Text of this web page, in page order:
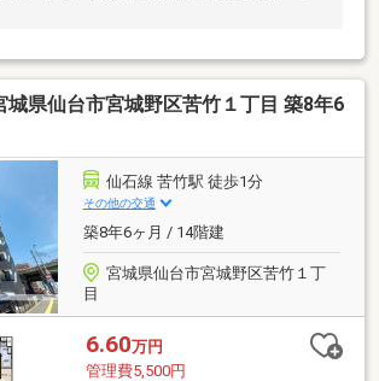
城県仙台市宮城野区苦竹１丁目 築8年6
仙石線 苦竹駅 徒歩1分
その他の交通
築8年6ヶ月 / 14階建
宮城県仙台市宮城野区苦竹１丁
目
6.60万円
管理費5,500円